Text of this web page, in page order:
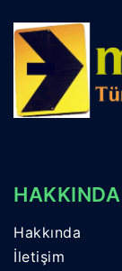
HAKKINDA
Hakkında
İletişim